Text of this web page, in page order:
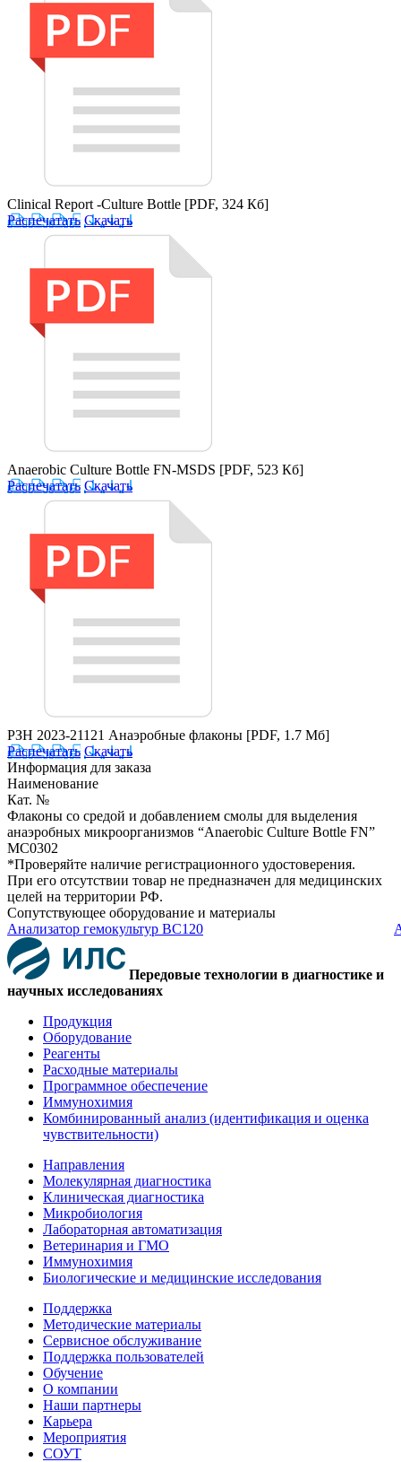
Clinical Report -Culture Bottle [PDF, 324 Кб]
Распечатать Скачать
Anaerobic Culture Bottle FN-MSDS [PDF, 523 Кб]
Распечатать Скачать
РЗН 2023-21121 Анаэробные флаконы [PDF, 1.7 Мб]
Распечатать Скачать
Информация для заказа
Наименование
Кат. №
Флаконы со средой и добавлением смолы для выделения
анаэробных микроорганизмов “Anaerobic Culture Bottle FN”
MC0302
*Проверяйте наличие регистрационного удостоверения.
При его отсутствии товар не предназначен для медицинских
целей на территории РФ.
Сопутствующее оборудование и материалы
Анализатор гемокультур BC120
Передовые технологии в диагностике и
научных исследованиях
Продукция
Оборудование
Реагенты
Расходные материалы
Программное обеспечение
Иммунохимия
Комбинированный анализ (идентификация и оценка
чувствительности)
Направления
Молекулярная диагностика
Клиническая диагностика
Микробиология
Лабораторная автоматизация
Ветеринария и ГМО
Иммунохимия
Биологические и медицинские исследования
Поддержка
Методические материалы
Сервисное обслуживание
Поддержка пользователей
Обучение
О компании
Наши партнеры
Карьера
Мероприятия
СОУТ